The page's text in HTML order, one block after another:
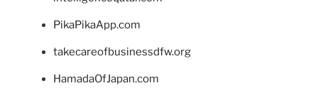
PikaPikaApp.com
takecareofbusinessdfw.org
HamadaOfJapan.com